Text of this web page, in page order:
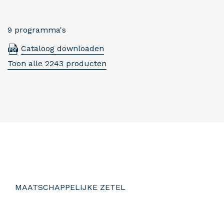
9 programma's
Cataloog downloaden
Toon alle 2243 producten
MAATSCHAPPELIJKE ZETEL